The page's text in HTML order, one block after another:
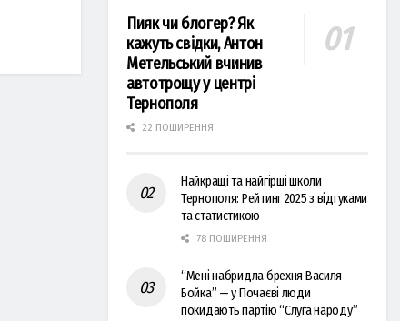
Пияк чи блогер? Як
кажуть свідки, Антон
Метельський вчинив
автотрощу у центрі
Тернополя
22 ПОШИРЕННЯ
Найкращі та найгірші школи
Тернополя: Рейтинг 2025 з відгуками
та статистикою
78 ПОШИРЕННЯ
“Мені набридла брехня Василя
Бойка” — у Почаєві люди
покидають партію “Слуга народу”